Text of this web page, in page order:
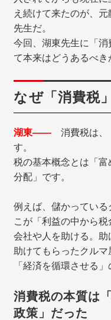
え続けて来たのが、
先生だ。
今回、湖東先生に「
て本来はどうあるべき
なぜ「消費税
湖東―― 消費税は、
す。
税の基本概念とは「
分配」です。
例えば、儲かってい
こが「利益の中から
会社や人を助ける。
助けてもらったクルマ
「経済を循環させる」
消費税の本質は
政策」だった